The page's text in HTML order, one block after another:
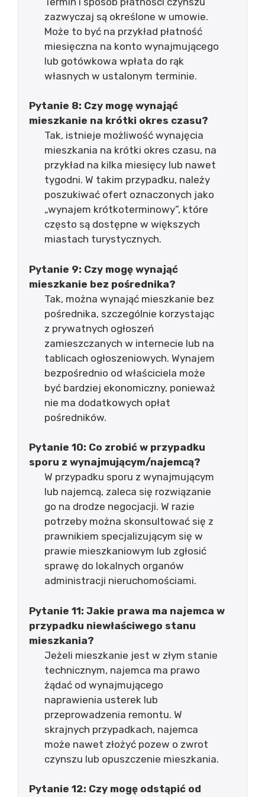
zazwyczaj są określone w umowie.
Może to być na przykład płatność
miesięczna na konto wynajmującego
lub gotówkowa wpłata do rąk
własnych w ustalonym terminie.
Pytanie 8: Czy mogę wynająć
mieszkanie na krótki okres czasu?
Tak, istnieje możliwość wynajęcia
mieszkania na krótki okres czasu, na
przykład na kilka miesięcy lub nawet
tygodni. W takim przypadku, należy
poszukiwać ofert oznaczonych jako
„wynajem krótkoterminowy”, które
często są dostępne w większych
miastach turystycznych.
Pytanie 9: Czy mogę wynająć
mieszkanie bez pośrednika?
Tak, można wynająć mieszkanie bez
pośrednika, szczególnie korzystając
z prywatnych ogłoszeń
zamieszczanych w internecie lub na
tablicach ogłoszeniowych. Wynajem
bezpośrednio od właściciela może
być bardziej ekonomiczny, ponieważ
nie ma dodatkowych opłat
pośredników.
Pytanie 10: Co zrobić w przypadku
sporu z wynajmującym/najemcą?
W przypadku sporu z wynajmującym
lub najemcą, zaleca się rozwiązanie
go na drodze negocjacji. W razie
potrzeby można skonsultować się z
prawnikiem specjalizującym się w
prawie mieszkaniowym lub zgłosić
sprawę do lokalnych organów
administracji nieruchomościami.
Pytanie 11: Jakie prawa ma najemca w
przypadku niewłaściwego stanu
mieszkania?
Jeżeli mieszkanie jest w złym stanie
technicznym, najemca ma prawo
żądać od wynajmującego
naprawienia usterek lub
przeprowadzenia remontu. W
skrajnych przypadkach, najemca
może nawet złożyć pozew o zwrot
czynszu lub opuszczenie mieszkania.
Pytanie 12: Czy mogę odstąpić od